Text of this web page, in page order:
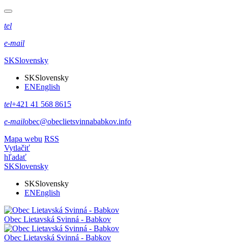
tel
e-mail
SKSlovensky
SKSlovensky
ENEnglish
tel+421 41 568 8615
e-mailobec@obeclietsvinnababkov.info
Mapa webu RSS
Vytlačiť
hľadať
SKSlovensky
SKSlovensky
ENEnglish
Obec Lietavská Svinná - Babkov
Obec Lietavská Svinná - Babkov